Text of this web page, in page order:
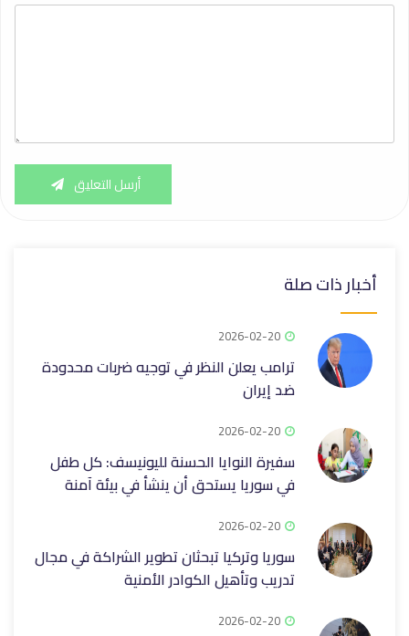
أرسل التعليق
أخبار ذات صلة
2026-02-20
ترامب يعلن النظر في توجيه ضربات محدودة
ضد إيران
2026-02-20
سفيرة النوايا الحسنة لليونيسف: كل طفل
في سوريا يستحق أن ينشأ في بيئة آمنة
2026-02-20
سوريا وتركيا تبحثان تطوير الشراكة في مجال
تدريب وتأهيل الكوادر الأمنية
2026-02-20